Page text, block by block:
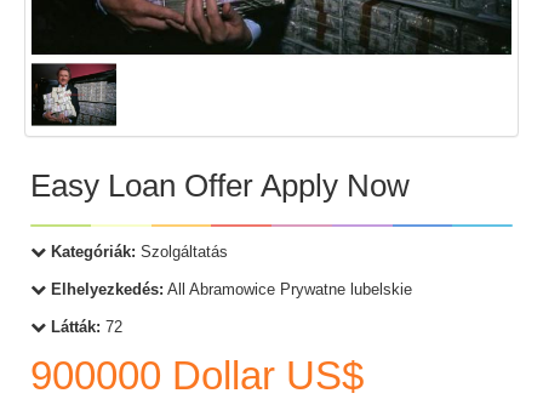
Easy Loan Offer Apply Now
Kategóriák: Szolgáltatás
Elhelyezkedés: All Abramowice Prywatne lubelskie
Látták: 72
900000 Dollar US$